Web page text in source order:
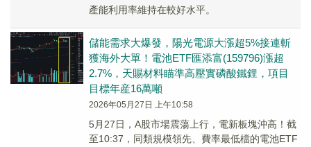
產能利用率維持在較好水平。
儲能需求大爆發，陽光電源大漲超5%接連斬
獲海外大單！電池ETF匯添富(159796)漲超
2.7%，天賜材料瞄準高壓實磷酸鐵鋰，項目
目標年産16萬噸
2026年05月27日 上午10:58
5月27日，A股市場震蕩上行，電新板塊沖高！截
至10:37，同類規模領先、費率最低檔的電池ETF